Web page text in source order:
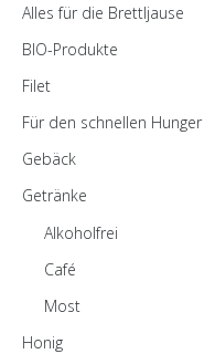
Alles für die Brettljause
BIO-Produkte
Filet
Für den schnellen Hunger
Gebäck
Getränke
Alkoholfrei
Café
Most
Honig